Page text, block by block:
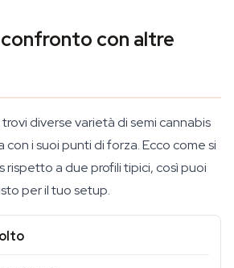
con altre
diverse varietà di semi cannabis
i suoi punti di forza. Ecco come si
rispetto a due profili tipici, così puoi
per il tuo setup.